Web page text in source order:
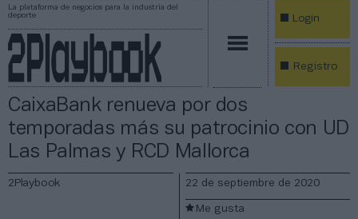
La plataforma de negocios para la industria del
deporte
Login
Registro
CaixaBank renueva por dos
temporadas más su patrocinio con UD
Las Palmas y RCD Mallorca
2Playbook 22 de septiembre de 2020
Me gusta